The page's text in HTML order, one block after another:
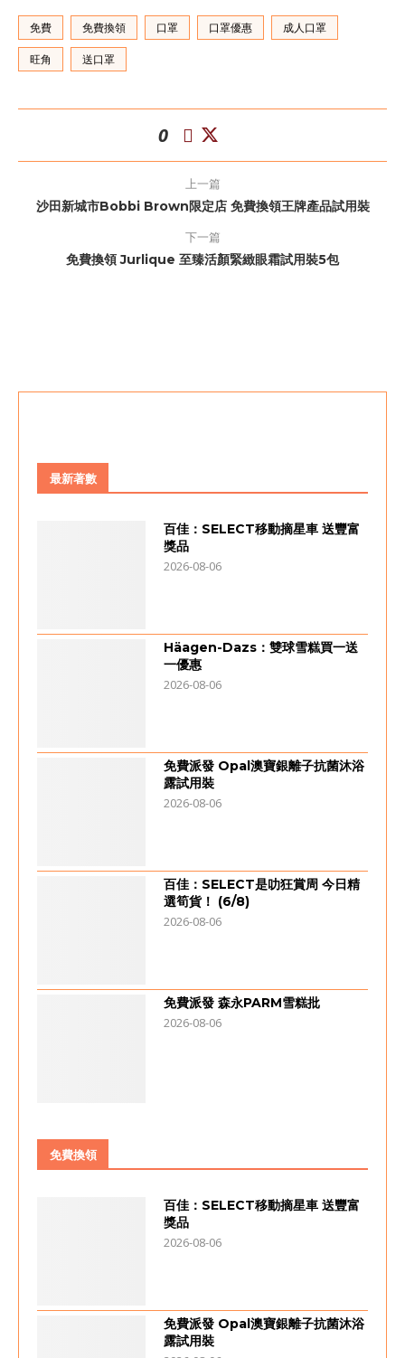
免費 免費換領 口罩 口罩優惠 成人口罩
旺角 送口罩
0
上一篇
沙田新城市Bobbi Brown限定店 免費換領王牌產品試用裝
下一篇
免費換領 Jurlique 至臻活顏緊緻眼霜試用裝5包
最新著數
百佳：SELECT移動摘星車 送豐富
獎品
2026-08-06
Häagen-Dazs：雙球雪糕買一送
一優惠
2026-08-06
免費派發 Opal澳寶銀離子抗菌沐浴
露試用裝
2026-08-06
百佳：SELECT是叻狂賞周 今日精
選筍貨！ (6/8)
2026-08-06
免費派發 森永PARM雪糕批
2026-08-06
免費換領
百佳：SELECT移動摘星車 送豐富
獎品
2026-08-06
免費派發 Opal澳寶銀離子抗菌沐浴
露試用裝